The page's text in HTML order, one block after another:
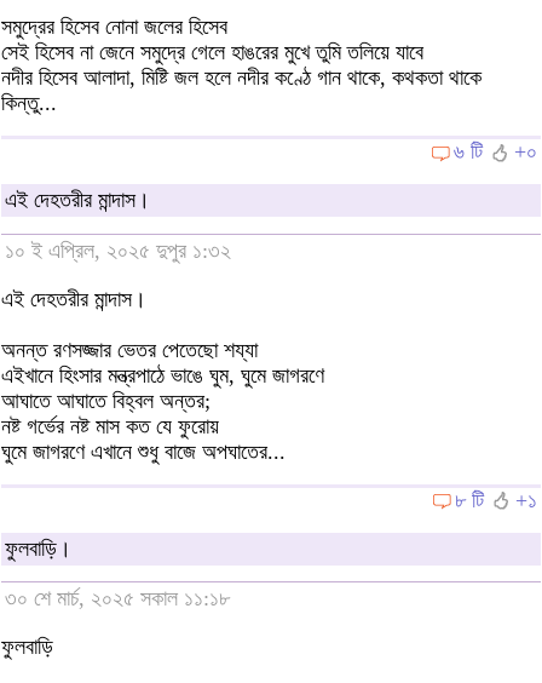
সমুদ্রের হিসেব নোনা জলের হিসেব
সেই হিসেব না জেনে সমুদ্রে গেলে হাঙরের মুখে তুমি তলিয়ে যাবে
নদীর হিসেব আলাদা, মিষ্টি জল হলে নদীর কণ্ঠে গান থাকে, কথকতা থাকে
কিন্তু...
৬ টি
+০
এই দেহতরীর মান্দাস।
১০ ই এপ্রিল, ২০২৫ দুপুর ১:৩২
এই দেহতরীর মান্দাস।
অনন্ত রণসজ্জার ভেতর পেতেছো শয্যা
এইখানে হিংসার মন্ত্রপাঠে ভাঙে ঘুম, ঘুমে জাগরণে
আঘাতে আঘাতে বিহ্বল অন্তর;
নষ্ট গর্ভের নষ্ট মাস কত যে ফুরোয়
ঘুমে জাগরণে এখানে শুধু বাজে অপঘাতের...
৮ টি
+১
ফুলবাড়ি।
৩০ শে মার্চ, ২০২৫ সকাল ১১:১৮
ফুলবাড়ি